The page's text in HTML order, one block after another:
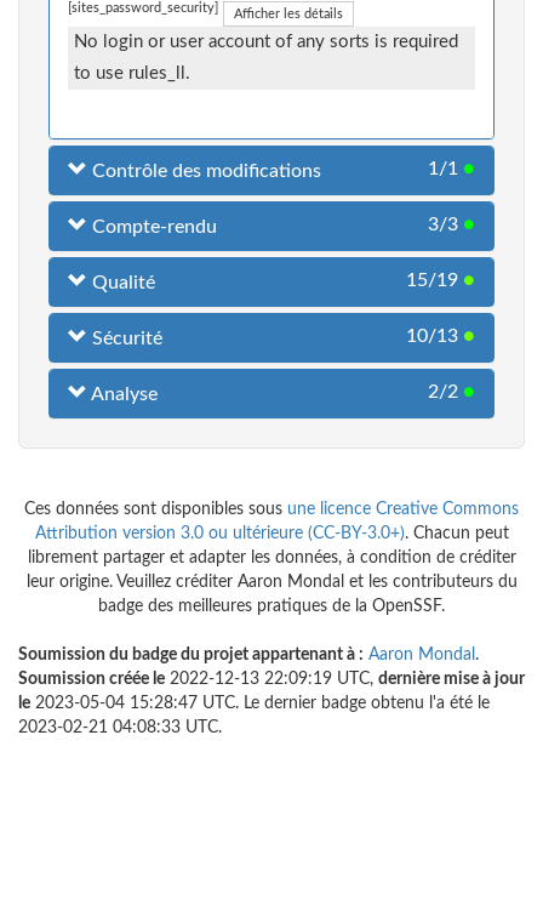
[sites_password_security] Afficher les détails
No login or user account of any sorts is required
to use rules_ll.
Contrôle des modifications 1/1 ●
Compte-rendu 3/3 ●
Qualité 15/19 ●
Sécurité 10/13 ●
Analyse 2/2 ●
Ces données sont disponibles sous une licence Creative Commons
Attribution version 3.0 ou ultérieure (CC-BY-3.0+). Chacun peut
librement partager et adapter les données, à condition de créditer
leur origine. Veuillez créditer Aaron Mondal et les contributeurs du
badge des meilleures pratiques de la OpenSSF.
Soumission du badge du projet appartenant à : Aaron Mondal .
Soumission créée le 2022-12-13 22:09:19 UTC, dernière mise à jour
le 2023-05-04 15:28:47 UTC. Le dernier badge obtenu l'a été le
2023-02-21 04:08:33 UTC.